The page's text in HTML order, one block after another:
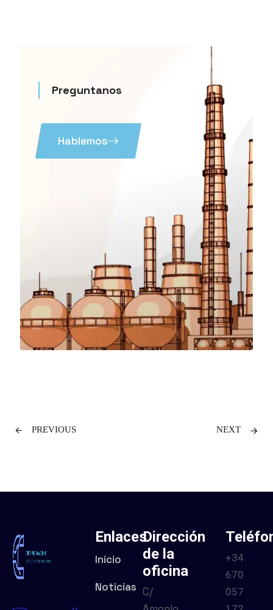
Preguntanos
Hablemos
PREVIOUS NEXT
Enlaces
Inicio
Noticias
Dirección
de la
oficina
C/
+34
670
057